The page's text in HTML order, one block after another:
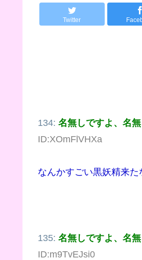
Twitter
134: 名無しですよ、名
ID:XOmFlVHXa
なんかすごい黒妖精来た
135: 名無しですよ、名
ID:m9TvEJsi0